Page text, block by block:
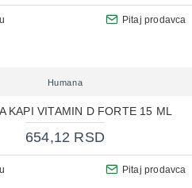
Pitaj prodavca
Humana
KAPI VITAMIN D FORTE 15 ML
654,12 RSD
Pitaj prodavca